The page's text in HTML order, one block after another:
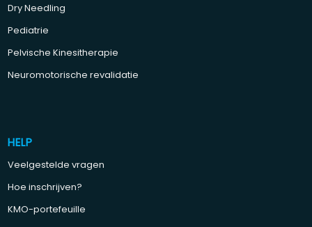
Dry Needling
Pediatrie
Pelvische Kinesitherapie
Neuromotorische revalidatie
HELP
Veelgestelde vragen
Hoe inschrijven?
KMO-portefeuille